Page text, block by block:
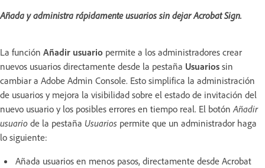
Añada y administra rápidamente usuarios sin dejar Acrobat Sign.
La función Añadir usuario permite a los administradores crear
nuevos usuarios directamente desde la pestaña Usuarios sin
cambiar a Adobe Admin Console. Esto simplifica la administración
de usuarios y mejora la visibilidad sobre el estado de invitación del
nuevo usuario y los posibles errores en tiempo real. El botón Añadir
usuario de la pestaña Usuarios permite que un administrador haga
lo siguiente:
Añada usuarios en menos pasos, directamente desde Acrobat